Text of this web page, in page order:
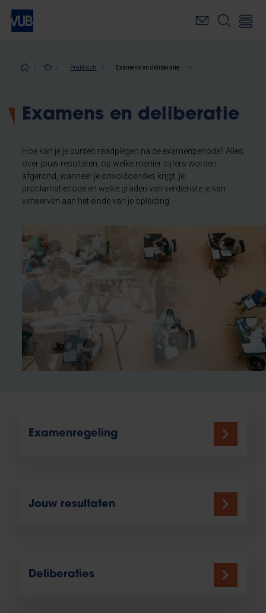
Overslaan
naar
inhoudKruimelpad
Praktisch Examens en deliberatie
Examens en deliberatie
Hoe kan je je punten raadplegen na de examenperiode? Alles
over jouw resultaten, op welke manier cijfers worden
afgerond, wanneer je onvoldoendes krijgt, je
proclamatiecode en welke graden van verdienste je kan
verwerven aan het einde van je opleiding.
Examenregeling
Jouw resultaten
Deliberaties